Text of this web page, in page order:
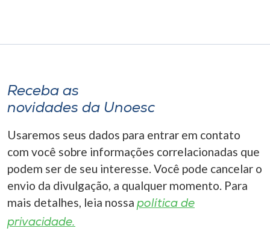
A+
Receba as
novidades da Unoesc
Usaremos seus dados para entrar em contato
com você sobre informações correlacionadas que
podem ser de seu interesse. Você pode cancelar o
envio da divulgação, a qualquer momento. Para
mais detalhes, leia nossa política de
privacidade.